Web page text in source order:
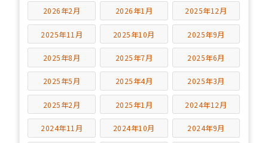
2026年2月 2026年1月 2025年12月
2025年11月 2025年10月 2025年9月
2025年8月 2025年7月 2025年6月
2025年5月 2025年4月 2025年3月
2025年2月 2025年1月 2024年12月
2024年11月 2024年10月 2024年9月